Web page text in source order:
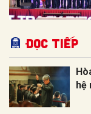
Đọc tiếp
hệ